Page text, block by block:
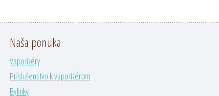
Naša ponuka
Vaporizéry
Príslušenstvo k vaporizérom
Bylinky